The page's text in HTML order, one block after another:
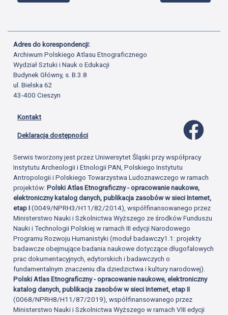
Adres do korespondencji:
Archiwum Polskiego Atlasu Etnograficznego
Wydział Sztuki i Nauk o Edukacji
Budynek Główny, s. B.3.8
ul. Bielska 62
43-400 Cieszyn
Kontakt
Deklaracja dostępności
Serwis tworzony jest przez Uniwersytet Śląski przy współpracy
Instytutu Archeologii i Etnologii PAN, Polskiego Instytutu
Antropologii i Polskiego Towarzystwa Ludoznawczego w ramach
projektów:Polski Atlas Etnograficzny - opracowanie naukowe,
elektroniczny katalog danych, publikacja zasobów w sieci Internet,
etap I(0049/NPRH3/H11/82/2014), współfinansowanego przez
Ministerstwo Nauki i Szkolnictwa Wyższego ze środków Funduszu
Nauki i Technologii Polskiej w ramach III edycji Narodowego
Programu Rozwoju Humanistyki (moduł badawczy1.1: projekty
badawcze obejmujące badania naukowe dotyczące długofalowych
prac dokumentacyjnych, edytorskich i badawczych o
fundamentalnym znaczeniu dla dziedzictwa i kultury narodowej).
Polski Atlas Etnograficzny - opracowanie naukowe, elektroniczny
katalog danych, publikacja zasobów w sieci Internet, etap II
(0068/NPRH8/H11/87/2019), współfinansowanego przez
Ministerstwo Nauki i Szkolnictwa Wyższego w ramach VIII edycji